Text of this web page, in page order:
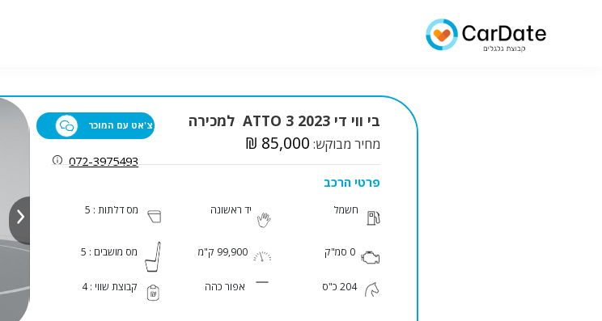
צ'אט עם המוכר
072-3975493
בי ווי די ATTO 3 2023 למכירה
מחיר מבוקש: ₪ 85,000
פרטי הרכב
חשמל יד ראשונה מס דלתות : 5
0 סמ"ק 99,900 ק"מ מס מושבים : 5
204 כ"ס אפור כהה קבוצת שווי : 4